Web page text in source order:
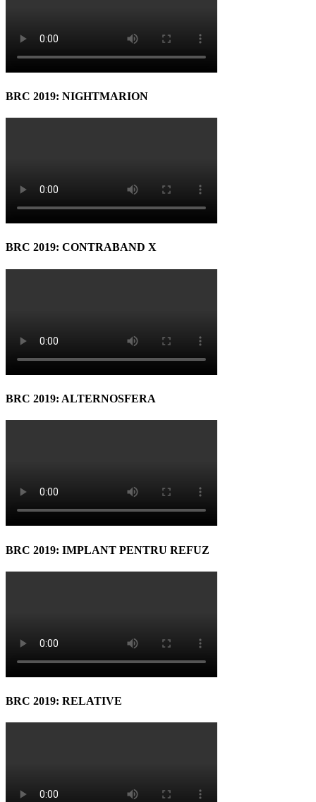
BRC 2019: NIGHTMARION
BRC 2019: CONTRABAND X
BRC 2019: ALTERNOSFERA
BRC 2019: IMPLANT PENTRU REFUZ
BRC 2019: RELATIVE